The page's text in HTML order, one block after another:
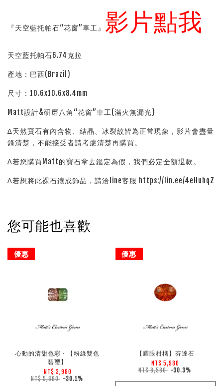
『天空藍托帕石“花窗”車工』 影片點我
天空藍托帕石6.74克拉
產地：巴西(Brazil)
尺寸：10.6x10.6x8.4mm
Matt設計&研磨八角“花窗”車工(滿火無漏光)
∆天然寶石有內含物、結晶、冰裂紋皆為正常現象，影片會盡量
錄清楚，不能接受者請考慮清楚再購買。
∆若您購買Matt的寶石拿去鑑定為假，我們必定全額退款。
∆若想將此裸石鑲成飾品，請洽line客服 https://lin.ee/4eHuhqZ
您可能也喜歡
優惠
心動的清甜色彩・【粉綠雙色
碧璽】
NT$ 3,980
NT$ 5,690 -30.1%
優惠
【耀眼柑橘】芬達石
NT$ 5,980
NT$ 8,580 -30.3%